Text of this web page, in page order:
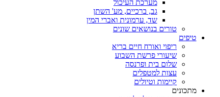
מערכת העיכול
גב, ברכיים, מע' השתן
שד, ערמונית ואברי המין
טורים בנושאים שונים
טיפים
ריפוי ואורח חיים בריא
שיעורי פרשת השבוע
שלום בית ופרנסה
עצות למטפלים
קיימות וטיולים
מתכונים